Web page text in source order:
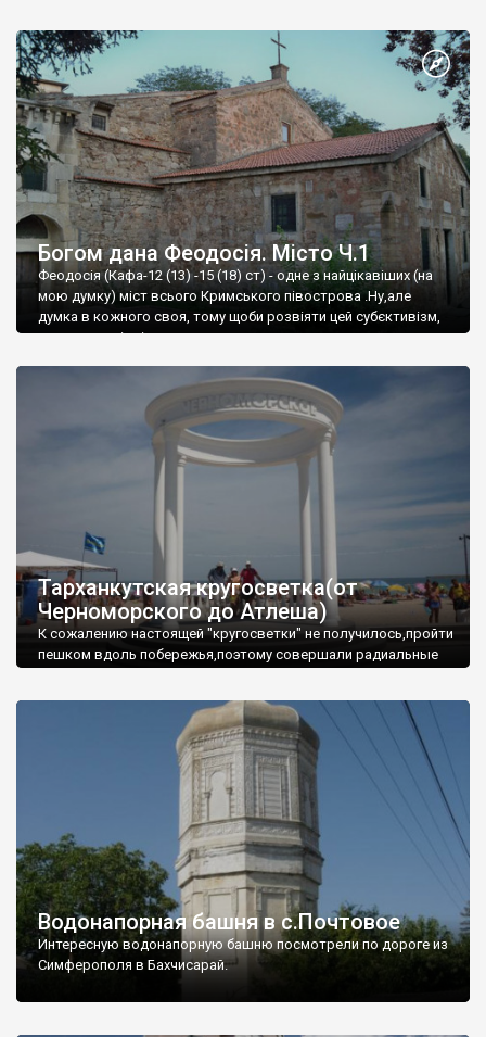
Богом дана Феодосія. Місто Ч.1
Феодосія (Кафа-12 (13) -15 (18) ст) - одне з найцікавіших (на
мою думку) міст всього Кримського півострова .Ну,але
думка в кожного своя, тому щоби розвіяти цей субєктивізм,
запрошую відвідати це
Тарханкутская кругосветка(от
Черноморского до Атлеша)
К сожалению настоящей "кругосветки" не получилось,пройти
пешком вдоль побережья,поэтому совершали радиальные
Водонапорная башня в с.Почтовое
Интересную водонапорную башню посмотрели по дороге из
Симферополя в Бахчисарай.